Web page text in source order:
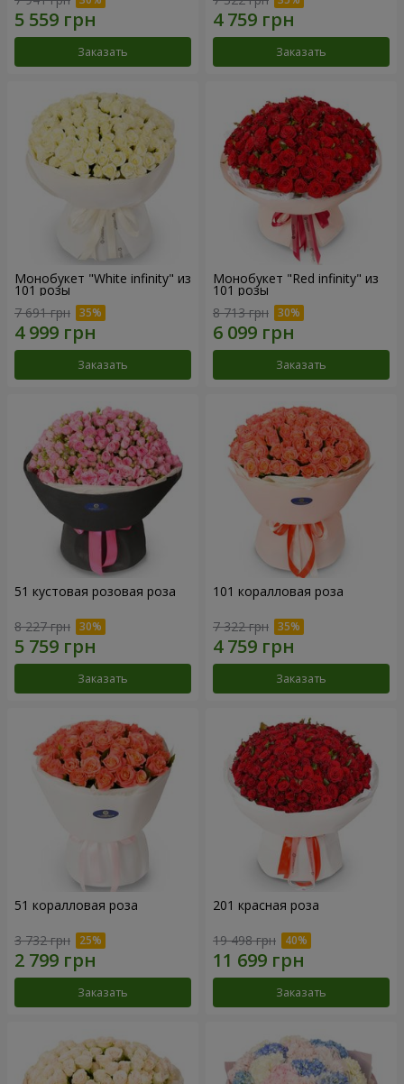
Заказать Заказать
Монобукет "White infinity" из
101 розы
7 691 грн
Заказать
Монобукет "Red infinity" из
101 розы
8 713 грн
Заказать
51 кустовая розовая роза
8 227 грн
Заказать
101 коралловая роза
7 322 грн
Заказать
51 коралловая роза
3 732 грн
Заказать
201 красная роза
19 498 грн
Заказать